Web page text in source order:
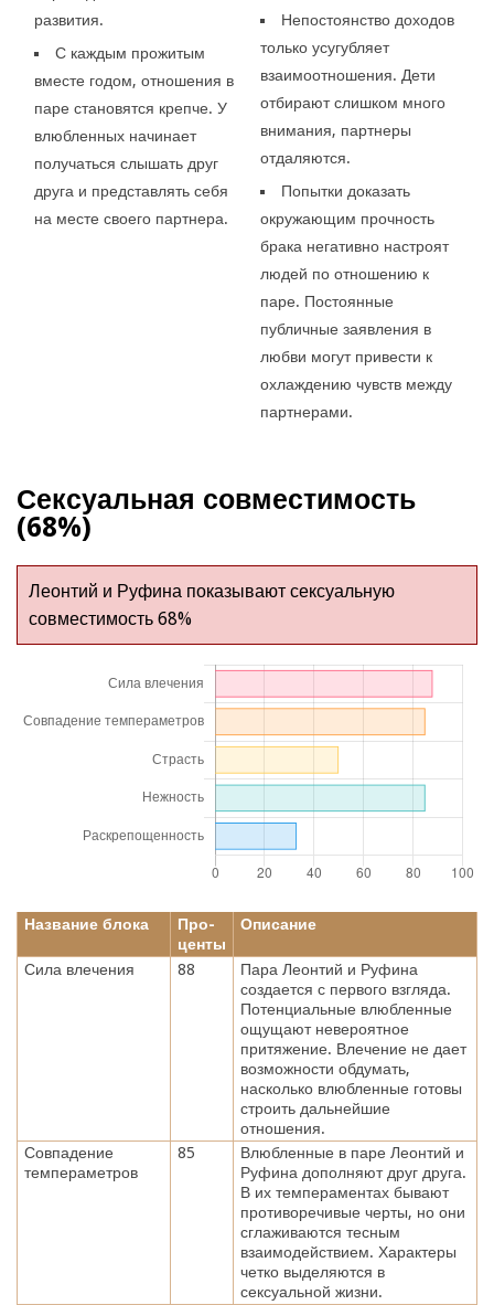
развития.
С каждым прожитым
вместе годом, отношения в
паре становятся крепче. У
влюбленных начинает
получаться слышать друг
друга и представлять себя
на месте своего партнера.
Непостоянство доходов
только усугубляет
взаимоотношения. Дети
отбирают слишком много
внимания, партнеры
отдаляются.
Попытки доказать
окружающим прочность
брака негативно настроят
людей по отношению к
паре. Постоянные
публичные заявления в
любви могут привести к
охлаждению чувств между
партнерами.
Сексуальная совместимость
(68%)
Леонтий и Руфина показывают сексуальную
совместимость 68%
Название блока
Про-
центы
Описание
Сила влечения 88
Пара Леонтий и Руфина
создается с первого взгляда.
Потенциальные влюбленные
ощущают невероятное
притяжение. Влечение не дает
возможности обдумать,
насколько влюбленные готовы
строить дальнейшие
отношения.
Совпадение
темпераметров
85
Влюбленные в паре Леонтий и
Руфина дополняют друг друга.
В их темпераментах бывают
противоречивые черты, но они
сглаживаются тесным
взаимодействием. Характеры
четко выделяются в
сексуальной жизни.